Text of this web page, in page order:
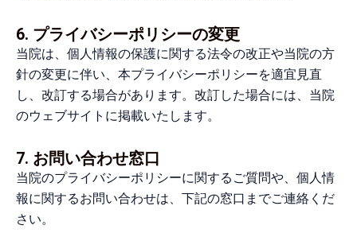
6. プライバシーポリシーの変更
当院は、個人情報の保護に関する法令の改正や当院の方
針の変更に伴い、本プライバシーポリシーを適宜見直
し、改訂する場合があります。改訂した場合には、当院
のウェブサイトに掲載いたします。
7. お問い合わせ窓口
当院のプライバシーポリシーに関するご質問や、個人情
報に関するお問い合わせは、下記の窓口までご連絡くだ
さい。